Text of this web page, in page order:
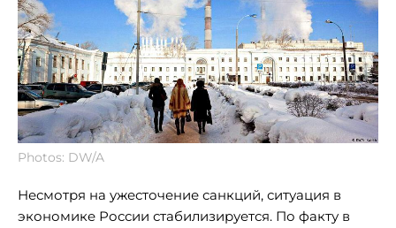
Photos: DW/A
Несмотря на ужесточение санкций, ситуация в
экономике России стабилизируется. По факту в